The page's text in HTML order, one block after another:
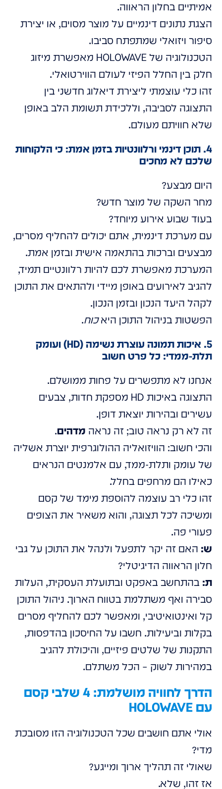
אמיתיים בחלון הראווה.
הצגת נתונים דינמיים על מוצר מסוים, או יצירת
סיפור ויזואלי שמתפתח סביבו.
הטכנולוגיה של HOLOWAVE מאפשרת מיזוג
חלק בין החלל הפיזי לעולם הווירטואלי.
זהו כלי עוצמתי ליצירת דיאלוג חדשני בין
התצוגה לסביבה, וללכידת תשומת הלב באופן
שלא חוויתם מעולם.
4. תוכן דינמי ורלוונטיות בזמן אמת: כי הלקוחות
שלכם לא מחכים
היום מבצע?
מחר השקה של מוצר חדש?
בעוד שבוע אירוע מיוחד?
עם מערכת דינמית, אתם יכולים להחליף מסרים,
מבצעים וברכות בהתאמה אישית ובזמן אמת.
המערכת מאפשרת לכם להיות רלוונטיים תמיד,
להגיב לאירועים באופן מיידי ולהתאים את התוכן
לקהל היעד הנכון ובזמן הנכון.
הפשטות בניהול התוכן היאכוח.
5. איכות תמונה עוצרת נשימה (HD) ועומק
תלת-ממדי: כל פרט חשוב
אנחנו לא מתפשרים על פחות ממושלם.
התצוגה באיכות HD מספקת חדות, צבעים
עשירים ובהירות יוצאת דופן.
זה לא רק נראה טוב; זה נראה מדהים.
והכי חשוב: הוויזואליה ההולוגרפית יוצרת אשליה
של עומק ותלת-ממד, עם אלמנטים הנראים
כאילו הם מרחפים בחלל.
זהו כלי רב עוצמה להוספת מימד של קסם
ומשיכה לכל תצוגה, והוא משאיר את הצופים
פעורי פה.
ש: האם זה יקר לתפעל ולנהל את התוכן על גבי
חלון הראווה הדיגיטלי?
ת: בהתחשב באפקט ובתועלת העסקית, העלות
סבירה ואף משתלמת בטווח הארוך. ניהול התוכן
קל ואינטואיטיבי, ומאפשר לכם להחליף מסרים
בקלות וביעילות. חשבו על החיסכון בהדפסות,
התקנות של שלטים פיזיים, והיכולת להגיב
במהירות לשוק – הכל משתלם.
הדרך לחוויה מושלמת: 4 שלבי קסם
עם HOLOWAVE
אולי אתם חושבים שכל הטכנולוגיה הזו מסובכת
מדי?
שאולי זה תהליך ארוך ומייגע?
אז זהו, שלא.